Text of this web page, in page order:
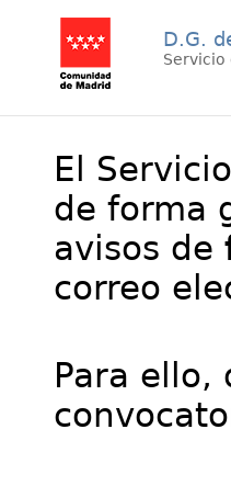
D.G.
Servicio
El
de forma
avisos de
correo
Para